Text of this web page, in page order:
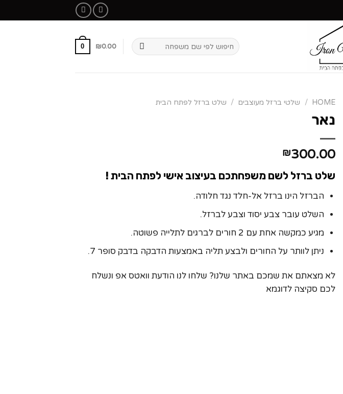
₪0.00
0
HOME
/ שלטי ברזל מעוצבים / שלט ברזל לפתח הבית
נאר
₪300.00
שלט ברזל לשם משפחתכם בעיצוב אישי לפתח הבית !
הברזל הינו ברזל אל-חלד נגד חלודה.
השלט עובר צבע יסוד וצבע לברזל.
מגיע כמקשה אחת עם 2 חורים לברגים לתלייה פשוטה.
ניתן לוותר על החורים ולבצע תליה באמצעות הדבקה בדבק סופר 7.
לא מצאתם את שמכם באתר שלנו? שלחו לנו הודעת וואטס אפ ונשלח
לכם סקיצה לדוגמא